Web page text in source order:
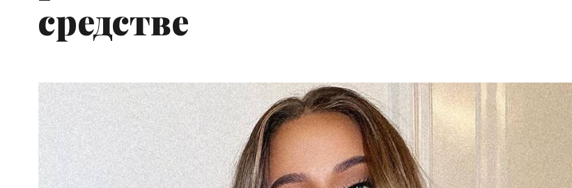
средстве